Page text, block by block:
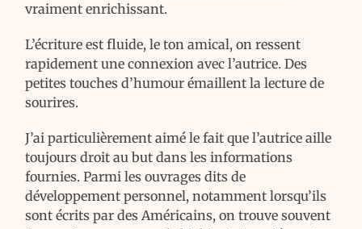
vraiment enrichissant.
L’écriture est fluide, le ton amical, on ressent
rapidement une connexion avec l’autrice. Des
petites touches d’humour émaillent la lecture de
sourires.
J’ai particulièrement aimé le fait que l’autrice aille
toujours droit au but dans les informations
fournies. Parmi les ouvrages dits de
développement personnel, notamment lorsqu’ils
sont écrits par des Américains, on trouve souvent